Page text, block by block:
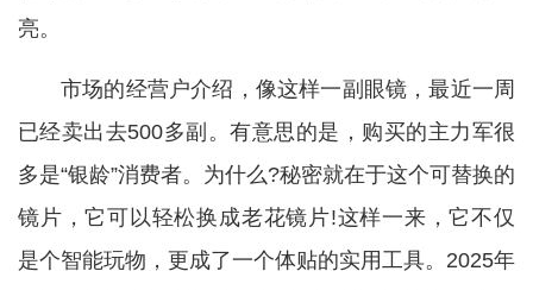
亮。
市场的经营户介绍，像这样一副眼镜，最近一周
已经卖出去500多副。有意思的是，购买的主力军很
多是“银龄”消费者。为什么?秘密就在于这个可替换的
镜片，它可以轻松换成老花镜片!这样一来，它不仅
是个智能玩物，更成了一个体贴的实用工具。2025年